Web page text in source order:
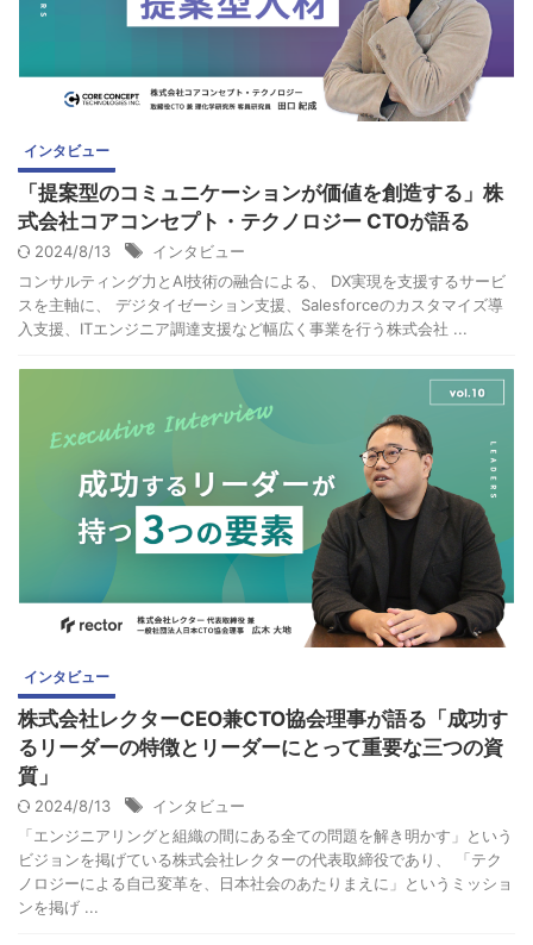
インタビュー
「提案型のコミュニケーションが価値を創造する」株
式会社コアコンセプト・テクノロジー CTOが語る
2024/8/13
インタビュー
コンサルティング力とAI技術の融合による、 DX実現を支援するサービ
スを主軸に、 デジタイゼーション支援、Salesforceのカスタマイズ導
入支援、ITエンジニア調達支援など幅広く事業を行う株式会社 ...
インタビュー
株式会社レクターCEO兼CTO協会理事が語る「成功す
るリーダーの特徴とリーダーにとって重要な三つの資
質」
2024/8/13
インタビュー
「エンジニアリングと組織の間にある全ての問題を解き明かす」という
ビジョンを掲げている株式会社レクターの代表取締役であり、 「テク
ノロジーによる自己変革を、日本社会のあたりまえに」というミッショ
ンを掲げ ...